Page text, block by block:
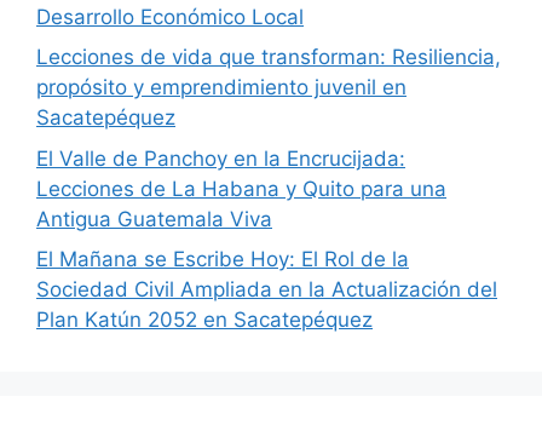
Desarrollo Económico Local
Lecciones de vida que transforman: Resiliencia,
propósito y emprendimiento juvenil en
Sacatepéquez
El Valle de Panchoy en la Encrucijada:
Lecciones de La Habana y Quito para una
Antigua Guatemala Viva
El Mañana se Escribe Hoy: El Rol de la
Sociedad Civil Ampliada en la Actualización del
Plan Katún 2052 en Sacatepéquez